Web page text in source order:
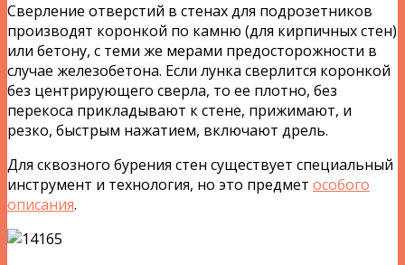
Сверление отверстий в стенах для подрозетников
производят коронкой по камню (для кирпичных стен)
или бетону, с теми же мерами предосторожности в
случае железобетона. Если лунка сверлится коронкой
без центрирующего сверла, то ее плотно, без
перекоса прикладывают к стене, прижимают, и
резко, быстрым нажатием, включают дрель.
Для сквозного бурения стен существует специальный
инструмент и технология, но это предмет особого
описания.